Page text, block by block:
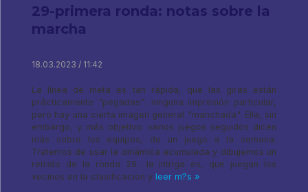
29-primera ronda: notas sobre la
marcha
18.03.2023 / 11:42
La línea de meta es tan rápida, que las giras están
prácticamente "pegadas": ninguna impresión particular,
pero hay una cierta imagen general "manchada". Ella, sin
embargo, y más objetivo: varios juegos seguidos dicen
más sobre los equipos, de un juego a la semana.
Tratemos de usar la dinámica acumulada y dibujemos un
retrato de la ronda 29.. la intriga es, que juegan los
vecinos en la clasificación y leer m?s »